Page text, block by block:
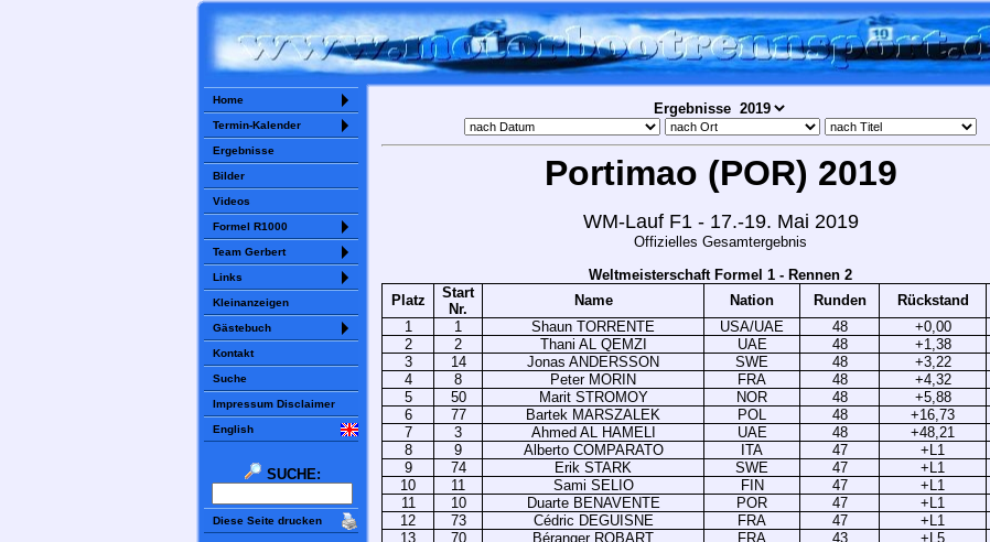
Home
Termin-Kalender
Ergebnisse
Bilder
Videos
Formel R1000
Team Gerbert
Links
Kleinanzeigen
Gästebuch
Kontakt
Suche
Impressum Disclaimer
English
SUCHE:
Diese Seite drucken
Ergebnisse
Portimao (POR) 2019
WM-Lauf F1 - 17.-19. Mai 2019
Offizielles Gesamtergebnis
Weltmeisterschaft Formel 1 - Rennen 2
Platz
Start
Nr.
Name Nation Runden Rückstand
1
1 Shaun TORRENTE USA/UAE 48 +0,00
2
2 Thani AL QEMZI UAE 48 +1,38
3
14 Jonas ANDERSSON SWE 48 +3,22
4
8 Peter MORIN FRA 48 +4,32
5
50 Marit STROMOY NOR 48 +5,88
6
77 Bartek MARSZALEK POL 48 +16,73
7
3 Ahmed AL HAMELI UAE 48 +48,21
8
9 Alberto COMPARATO ITA 47 +L1
9
74 Erik STARK SWE 47 +L1
10
11 Sami SELIO FIN 47 +L1
11
10 Duarte BENAVENTE POR 47 +L1
12
73 Cédric DEGUISNE FRA 47 +L1
13
70 Béranger ROBART FRA 43 +L5